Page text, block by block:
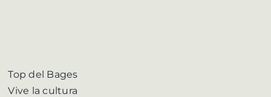
Top del Bages
Vive la cultura